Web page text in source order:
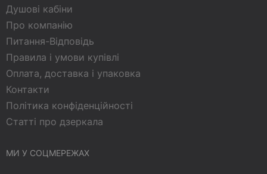
Душові кабіни
Про компанію
Питання-Відповідь
Правила і умови купівлі
Оплата, доставка і упаковка
Контакти
Політика конфіденційності
Статті про дзеркала
МИ У СОЦМЕРЕЖАХ